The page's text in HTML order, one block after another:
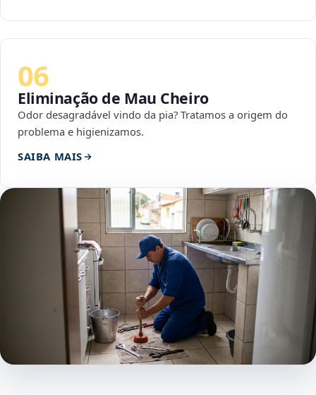
06
Eliminação de Mau Cheiro
Odor desagradável vindo da pia? Tratamos a origem do
problema e higienizamos.
SAIBA MAIS